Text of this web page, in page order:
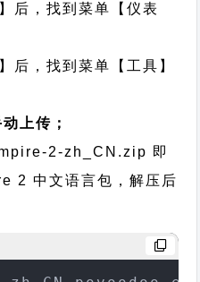
后，找到菜单【仪表
后，找到菜单【工具】
上传；
2-zh_CN.zip 即
2 中文语言包，解压后